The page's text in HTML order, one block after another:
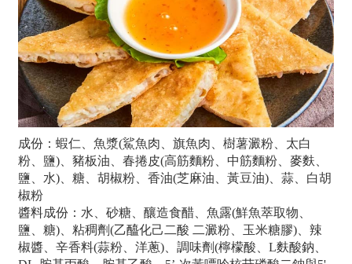
成份：蝦仁、魚漿(鯊魚肉、旗魚肉、樹薯澱粉、太白
粉、鹽)、豬板油、春捲皮(高筋麵粉、中筋麵粉、麥麩、
鹽、水)、糖、胡椒粉、香油(芝麻油、黃豆油)、蒜、白胡
椒粉
醬料成份：水、砂糖、釀造食醋、魚露(鮮魚萃取物、
鹽、糖)、粘稠劑(乙醯化己二酸 二澱粉、玉米糖膠)、辣
椒醬、辛香料(蒜粉、洋蔥)、調味劑(檸檬酸、L麩酸鈉、